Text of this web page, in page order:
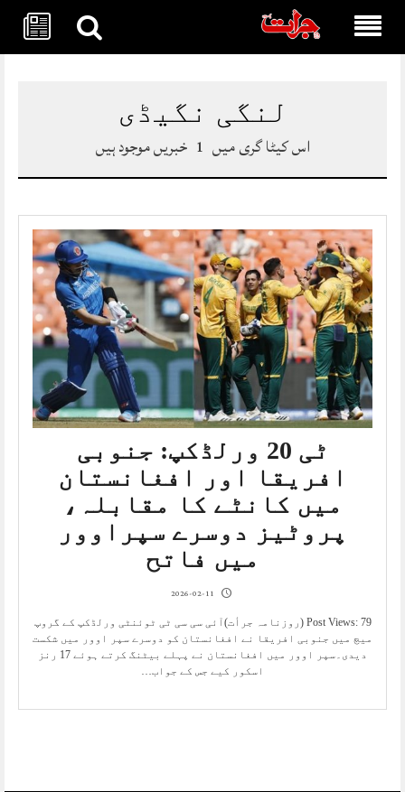
لنگی نگیڈی
اس کیٹا گری میں 1 خبریں موجود ہیں
ٹی 20 ورلڈکپ: جنوبی
افریقا اور افغانستان
میں کانٹے کا مقابلہ،
پروٹیز دوسرے سپراوور
میں فاتح
2026-02-11
Post Views: 79 (روزنامہ جرأت)آئی سی سی ٹی ٹوئنٹی ورلڈکپ کے گروپ
میچ میں جنوبی افریقا نے افغانستان کو دوسرے سپر اوور میں شکست
دیدی۔سپر اوور میں افغانستان نے پہلے بیٹنگ کرتے ہوئے 17 رنز
اسکور کیے جس کے جواب…